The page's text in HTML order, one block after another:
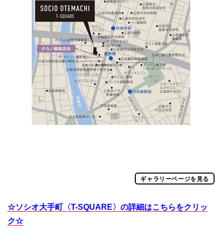
ギャラリーページを見る
☆ソシオ大手町〈T-SQUARE〉の詳細はこちらをクリッ
ク☆